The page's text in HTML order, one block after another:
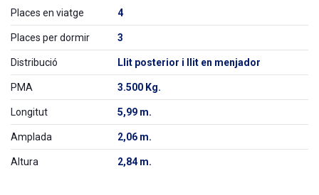
Places en viatge 4
Places per dormir 3
Distribució Llit posterior i llit en menjador
PMA 3.500 Kg.
Longitut 5,99 m.
Amplada 2,06 m.
Altura 2,84 m.